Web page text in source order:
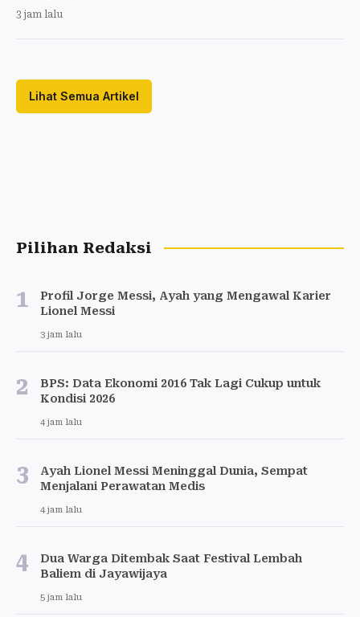
3 jam lalu
Lihat Semua Artikel
Pilihan Redaksi
1
Profil Jorge Messi, Ayah yang Mengawal Karier
Lionel Messi
3 jam lalu
2
BPS: Data Ekonomi 2016 Tak Lagi Cukup untuk
Kondisi 2026
4 jam lalu
3
Ayah Lionel Messi Meninggal Dunia, Sempat
Menjalani Perawatan Medis
4 jam lalu
4
Dua Warga Ditembak Saat Festival Lembah
Baliem di Jayawijaya
5 jam lalu